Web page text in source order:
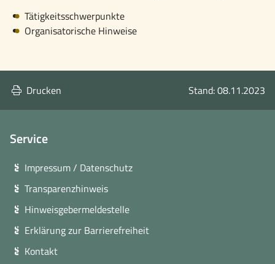
Tätigkeitsschwerpunkte
Organisatorische Hinweise
Drucken Stand: 08.11.2023
Service
Impressum / Datenschutz
Transparenzhinweis
Hinweisgebermeldestelle
Erklärung zur Barrierefreiheit
Kontakt